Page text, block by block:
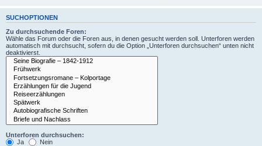
SUCHOPTIONEN
Zu durchsuchende Foren:
Wähle das Forum oder die Foren aus, in denen gesucht werden soll. Unterforen werden
automatisch mit durchsucht, sofern du die Option „Unterforen durchsuchen“ unten nicht
deaktivierst.
Unterforen durchsuchen:
Ja
Nein